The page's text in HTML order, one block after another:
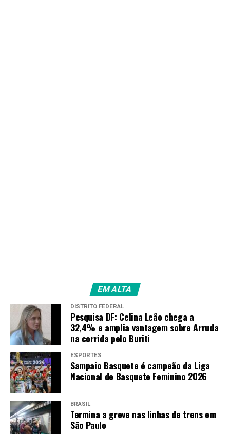
EM ALTA
DISTRITO FEDERAL
Pesquisa DF: Celina Leão chega a
32,4% e amplia vantagem sobre Arruda
na corrida pelo Buriti
ESPORTES
Sampaio Basquete é campeão da Liga
Nacional de Basquete Feminino 2026
BRASIL
Termina a greve nas linhas de trens em
São Paulo